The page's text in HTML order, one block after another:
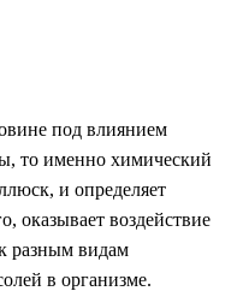
под влиянием
то именно химический
и определяет
оказывает воздействие
разным видам
в организме.